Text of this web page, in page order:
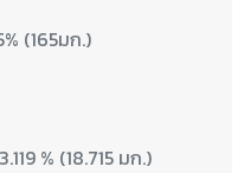
(165มก.)
% (18.715 มก.)